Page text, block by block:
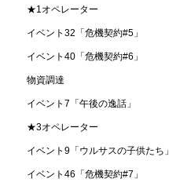
★1オペレーター
イベント32「危機契約#5」
イベント40「危機契約#6」
物資調達
イベント7「午後の逸話」
★3オペレーター
イベント9「ウルサスの子供たち」
イベント46「危機契約#7」